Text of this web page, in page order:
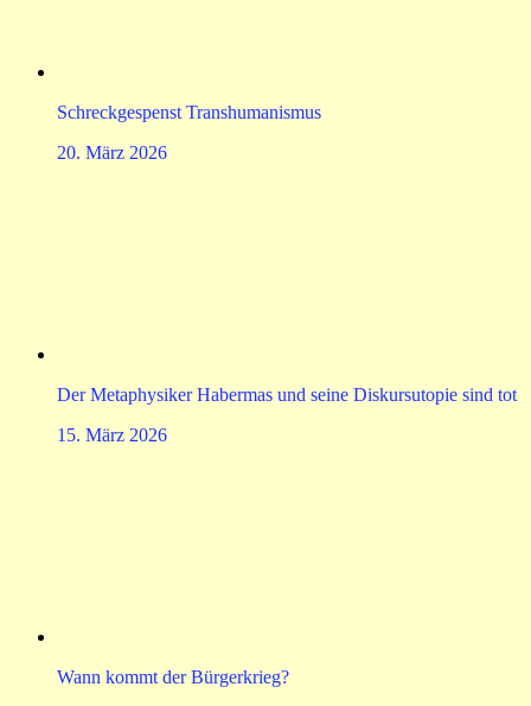
Schreckgespenst Transhumanismus
20. März 2026
Der Metaphysiker Habermas und seine Diskursutopie sind tot
15. März 2026
Wann kommt der Bürgerkrieg?